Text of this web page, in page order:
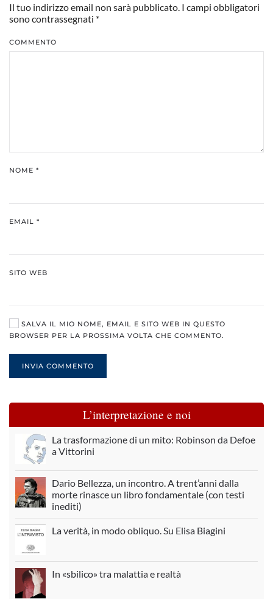
Il tuo indirizzo email non sarà pubblicato. I campi obbligatori
sono contrassegnati *
COMMENTO
NOME *
EMAIL *
SITO WEB
SALVA IL MIO NOME, EMAIL E SITO WEB IN QUESTO
BROWSER PER LA PROSSIMA VOLTA CHE COMMENTO.
INVIA COMMENTO
L’interpretazione e noi
La trasformazione di un mito: Robinson da Defoe
a Vittorini
Dario Bellezza, un incontro. A trent’anni dalla
morte rinasce un libro fondamentale (con testi
inediti)
La verità, in modo obliquo. Su Elisa Biagini
In «sbilico» tra malattia e realtà